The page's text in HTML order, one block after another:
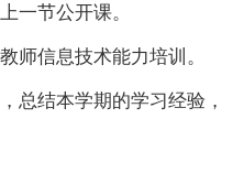
一节公开课。
师信息技术能力培训。
总结本学期的学习经验，